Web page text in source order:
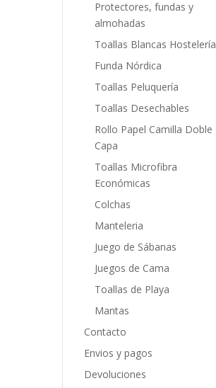
Protectores, fundas y
almohadas
Toallas Blancas Hostelería
Funda Nórdica
Toallas Peluquería
Toallas Desechables
Rollo Papel Camilla Doble
Capa
Toallas Microfibra
Económicas
Colchas
Manteleria
Juego de Sábanas
Juegos de Cama
Toallas de Playa
Mantas
Contacto
Envios y pagos
Devoluciones